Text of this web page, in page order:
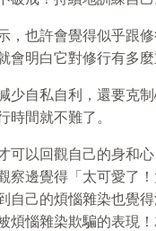
，也許會覺得似乎跟
會明白它對修行有多麼
少自私自利，還要克
時間就不難了。
可以回觀自己的身和
察邊覺得「太可愛了
自己的煩惱雜染也覺
惱雜染欺騙的表現！